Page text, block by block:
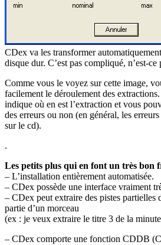
CDex va les transformer
disque dur. C’est pas compliqué, n’est-ce
Comme vous le voyez sur cette image,
facilement le déroulement des
indique où en est l’extraction et vous
des erreurs ou non (en général, les
sur le cd).
.
Les petits plus qui en font un très bon
– L’installation entièrement automatisée.
– CDex possède une interface vraiment
– CDex peut extraire des pistes partielles
partie d’un morceau
(ex : je veux extraire le titre 3 de la
– CDex comporte une fonction CDDB